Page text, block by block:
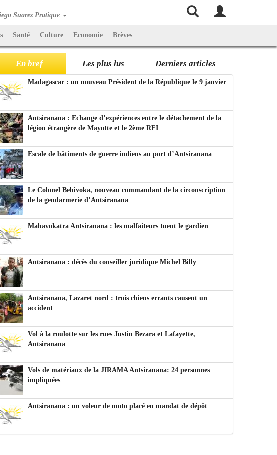
Suarez Pratique
Santé Culture Economie Brèves
En bref Les plus lus Derniers articles
Madagascar : un nouveau Président de la République le 9 janvier
Antsiranana : Echange d’expériences entre le détachement de la
légion étrangère de Mayotte et le 2ème RFI
Escale de bâtiments de guerre indiens au port d’Antsiranana
Le Colonel Behivoka, nouveau commandant de la circonscription
de la gendarmerie d’Antsiranana
Mahavokatra Antsiranana : les malfaiteurs tuent le gardien
Antsiranana : décès du conseiller juridique Michel Billy
Antsiranana, Lazaret nord : trois chiens errants causent un
accident
Vol à la roulotte sur les rues Justin Bezara et Lafayette,
Antsiranana
Vols de matériaux de la JIRAMA Antsiranana: 24 personnes
impliquées
Antsiranana : un voleur de moto placé en mandat de dépôt